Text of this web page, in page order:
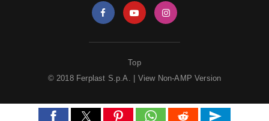
Top
© 2018 Ferplast S.p.A. | View Non-AMP Version